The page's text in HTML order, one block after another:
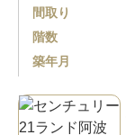
間取り
階数
築年月